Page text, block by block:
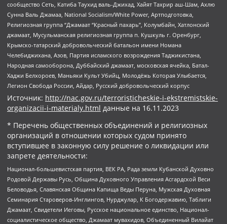
сообщество Сеть, Катиба Таухид валь-Джихад, Хайят Тахрир аш-Шам, Ахлю
Сунна Валь Джамаа, National Socialism/White Power, Артподготовка,
Религиозная группа “Джамаат “Красный пахарь”, Колумбайн, Хатлонский
джамаат, Мусульманская религиозная группа п. Кушкуль г. Оренбург,
Крымско-татарский добровольческий батальон имени Номана
Челебиджихана, Азов, Партия исламского возрождения Таджикистана,
Народная самооборона, Дуббайский джамаат, московская ячейка, Батал-
Хаджи Белхороев, Маньяки Культ Убийц, Молодёжь Которая Улыбается,
Легион Свобода России, Айдар, Русский добровольческий корпус
Источник: http://nac.gov.ru/terroristicheskie-i-ekstremistskie-
organizacii-i-materialy.html данные на 16.11.2023
* Перечень общественных объединений и религиозных
организаций в отношении которых судом принято
вступившее в законную силу решение о ликвидации или
запрете деятельности:
Национал-большевистская партия, ВЕК РА, Рада земли Кубанской Духовно
Родовой Державы Русь, Община Духовного Управления Асгардской Веси
Беловодья, Славянская Община Капища Веды Перуна, Мужская Духовная
Семинария Староверов-Инглингов, Нурджулар, К Богодержавию, Таблиги
Джамаат, Свидетели Иеговы, Русское национальное единство, Национал-
социалистическое общество, Джамаат мувахидов, Объединенный Вилайат